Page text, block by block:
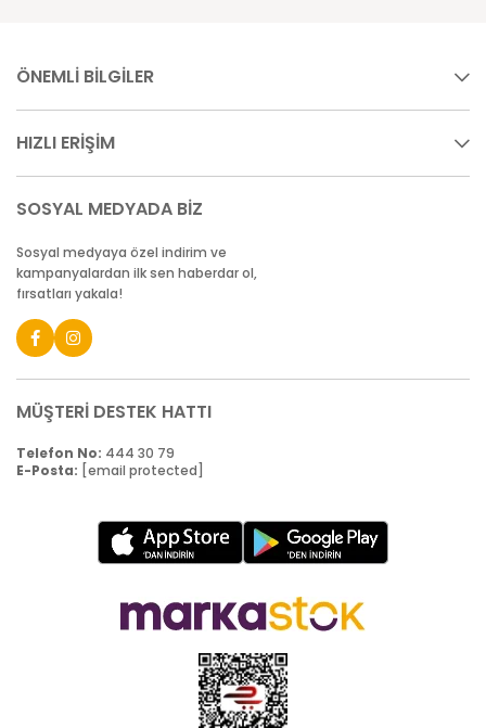
ÖNEMLİ BİLGİLER
HIZLI ERİŞİM
SOSYAL MEDYADA BİZ
Sosyal medyaya özel indirim ve
kampanyalardan ilk sen haberdar ol,
fırsatları yakala!
MÜŞTERİ DESTEK HATTI
Telefon No: 444 30 79
E-Posta: [email protected]